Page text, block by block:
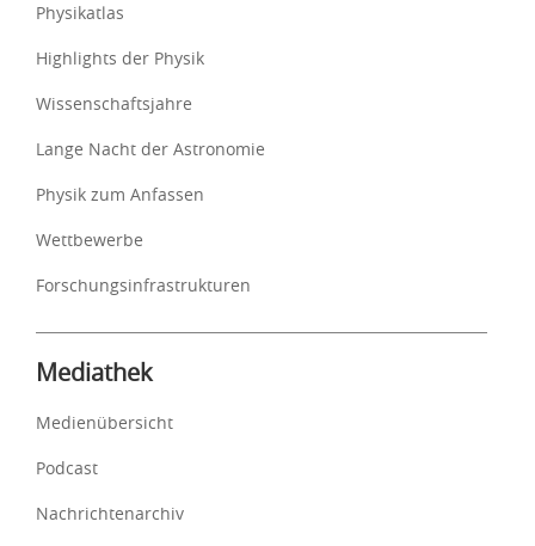
Physikatlas
Highlights der Physik
Wissenschaftsjahre
Lange Nacht der Astronomie
Physik zum Anfassen
Wettbewerbe
Forschungsinfrastrukturen
Mediathek
Medienübersicht
Podcast
Nachrichtenarchiv